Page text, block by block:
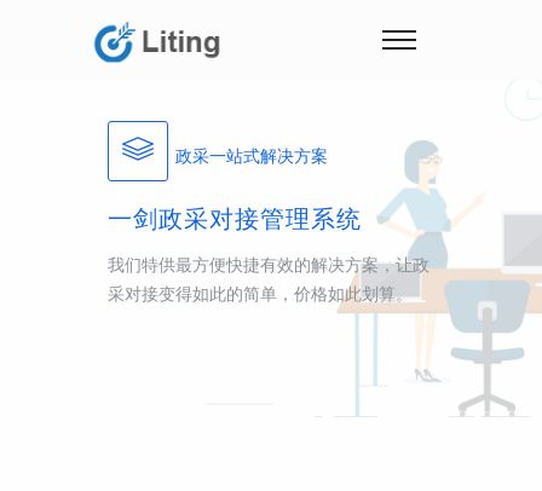
政采一站式解决方案
一剑政采对接管理系统
我们特供最方便快捷有效的解决方案，让政
采对接变得如此的简单，价格如此划算。